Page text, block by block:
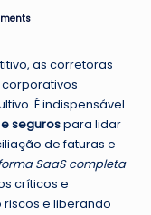
as corretoras
É indispensável
segurospara lidar
de faturas e
SaaS completa
críticos e
riscos e liberando